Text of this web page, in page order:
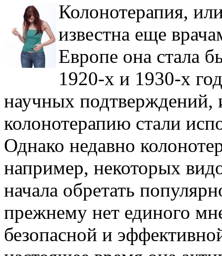
Колонотерапия,
известна еще
Европе она стала
1920-х и 1930-х
научных подтверждений,
колонотерапию стали
Однако недавно
например, некоторых
начала обретать
прежнему нет единого
безопасной и